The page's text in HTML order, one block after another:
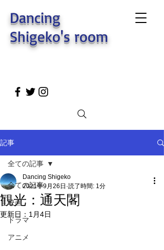
Dancing
Shigeko's room
記事
全ての記事
映画
ドラマ
アニメ
全ての記事
観光：通天閣
Dancing Shigeko
2021年9月26日 読了時間: 1分
更新日： 1月4日